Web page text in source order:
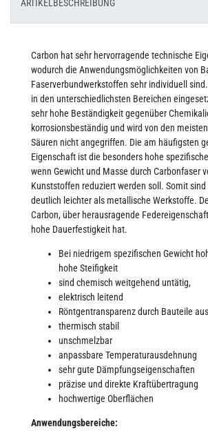
ARTIKELBESCHREIBUNG
Carbon hat sehr hervorragende technische
wodurch die Anwendungsmöglichkeiten von
Faserverbundwerkstoffen sehr individuell
in den unterschiedlichsten Bereichen
sehr hohe Beständigkeit gegenüber
korrosionsbeständig und wird von den
Säuren nicht angegriffen. Die am häufigsten
Eigenschaft ist die besonders hohe
wenn Gewicht und Masse durch Carbonfaser
Kunststoffen reduziert werden soll. Somit
deutlich leichter als metallische Werkstoffe.
Carbon, über herausragende
hohe Dauerfestigkeit hat.
Bei niedrigem spezifischen Gewicht
hohe Steifigkeit
sind chemisch weitgehend untätig,
elektrisch leitend
Röntgentransparenz durch Bauteile
thermisch stabil
unschmelzbar
anpassbare Temperaturausdehnung
sehr gute Dämpfungseigenschaften
präzise und direkte Kraftübertragung
hochwertige Oberflächen
Anwendungsbereiche: